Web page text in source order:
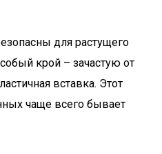
для растущего
крой – зачастую от
вставка. Этот
чаще всего бывает